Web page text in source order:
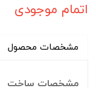
اتمام موجودی
مشخصات محصول
مشخصات ساخت